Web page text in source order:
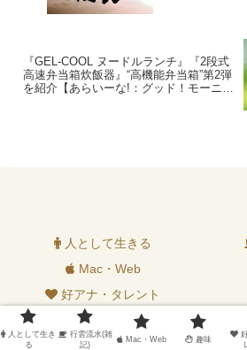
『GEL-COOL ヌードルランチ』『2段式
高速弁当箱炊飯器』“高機能弁当箱”第2弾
を紹介【あらいーな!：グッド！モーニン
人として生きる
Mac・Web
好アナ・タレント
プロフィール
人として生き
る
行雲流水(雑
記)
Mac・Web 趣味